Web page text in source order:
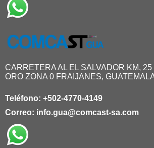
CARRETERA AL EL SALVADOR KM, 25
ORO ZONA 0 FRAIJANES,
Teléfono: +502-4770-4149
Correo: info.gua@comcast-sa.com